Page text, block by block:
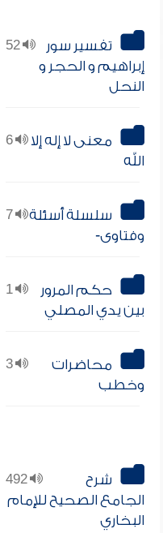
52
تفسير سور
إبراهيم و الحجر و
النحل
6
معنى لا إله إلا
الله
7
سلسلة أسئلة
وفتاوى-
1
حكم المرور
بين يدي المصلي
3
محاضرات
وخطب
492
شرح
الجامع الصحيح للإمام
البخاري